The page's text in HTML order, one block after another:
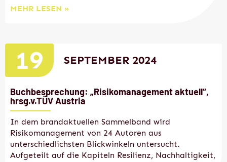
MEHR LESEN »
19 SEPTEMBER 2024
Buchbesprechung: „Risikomanagement aktuell“,
hrsg.v.TÜV Austria
In dem brandaktuellen Sammelband wird
Risikomanagement von 24 Autoren aus
unterschiedlichsten Blickwinkeln untersucht.
Aufgeteilt auf die Kapiteln Resilienz, Nachhaltigkeit,